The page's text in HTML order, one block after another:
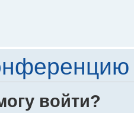
войти?